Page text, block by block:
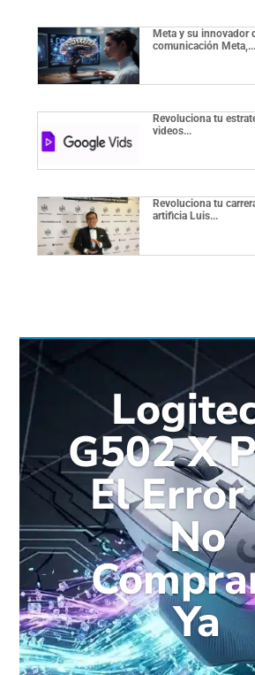
Meta y su innovador
comunicación Meta,...
Revoluciona tu
videos...
Revoluciona tu
artificia Luis...
G502 X
El Error
No
Ya